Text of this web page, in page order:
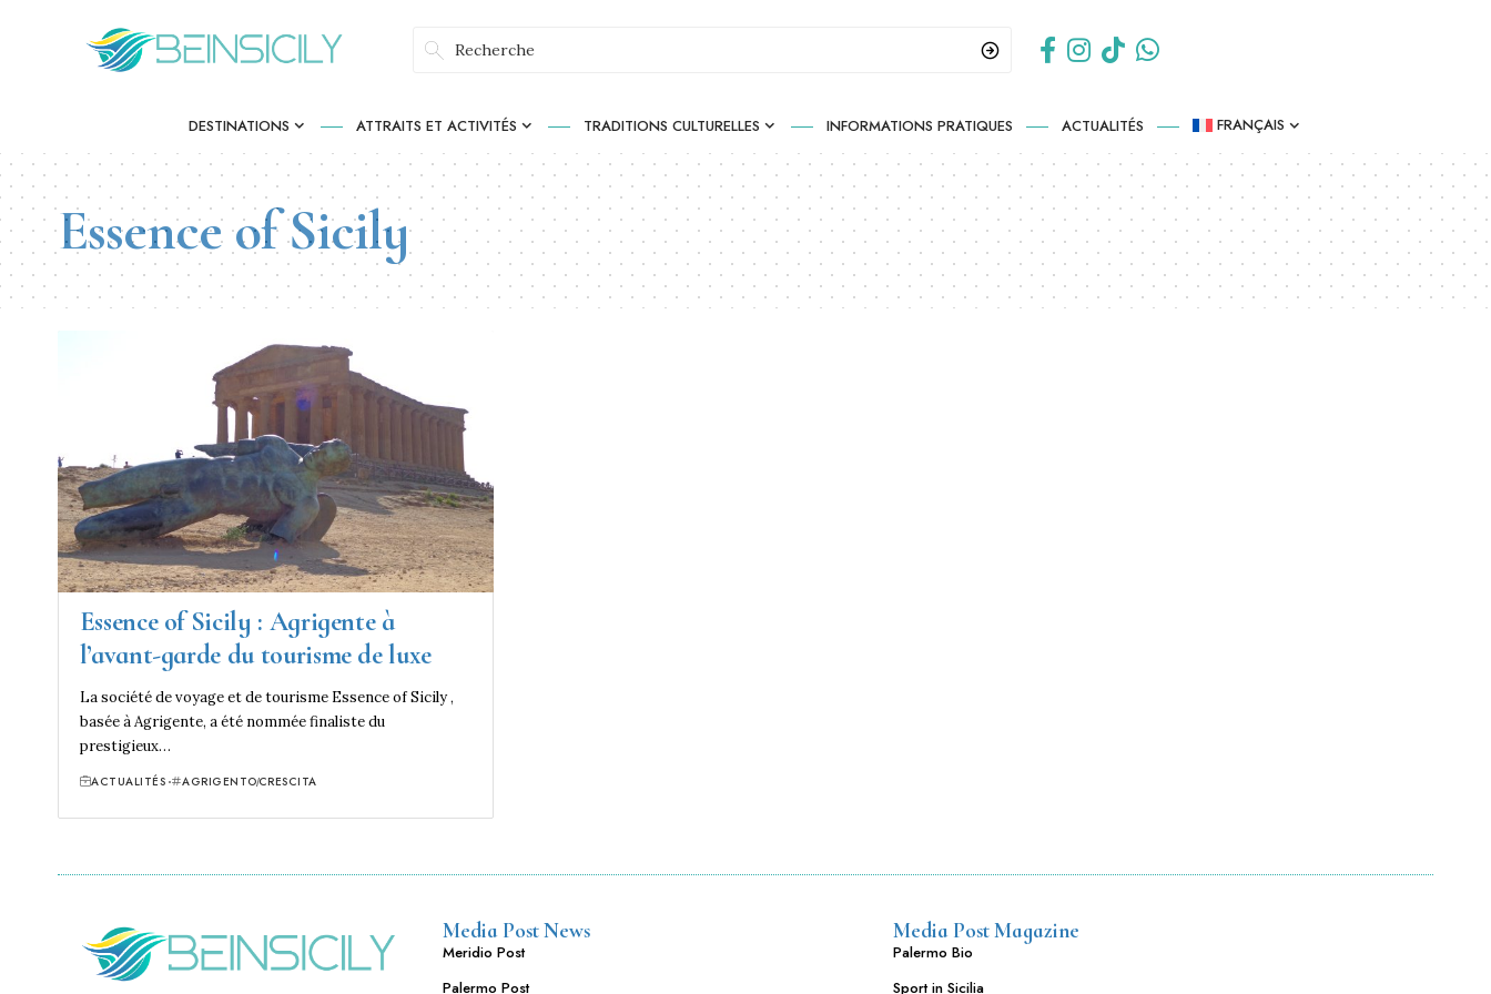
DESTINATIONS ATTRAITS ET ACTIVITÉS TRADITIONS CULTURELLES INFORMATIONS PRATIQUES ACTUALITÉS FRANÇAIS
Essence of Sicily
Essence of Sicily : Agrigente à
l’avant-garde du tourisme de luxe
La société de voyage et de tourisme Essence of Sicily ,
basée à Agrigente, a été nommée finaliste du
prestigieux…
ACTUALITÉS AGRIGENTOCRESCITA
Media Post News
Meridio Post
Palermo Post
Media Post Magazine
Palermo Bio
Sport in Sicilia